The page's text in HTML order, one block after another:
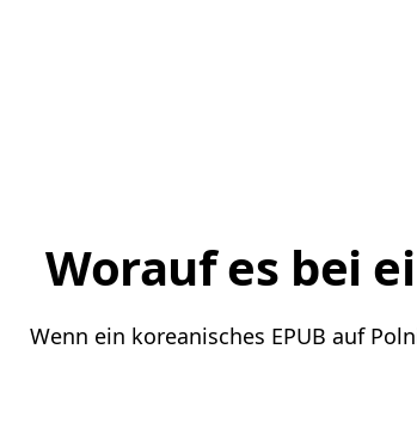
Worauf es bei
Wenn ein koreanisches EPUB auf